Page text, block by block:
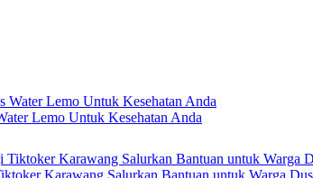
Lemo Untuk Kesehatan Anda